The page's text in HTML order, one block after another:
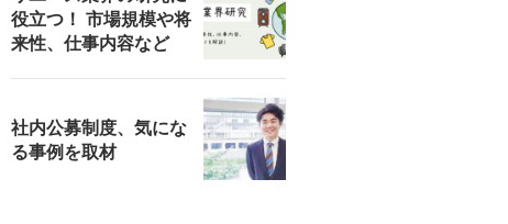
役立つ！ 市場規模や将
来性、仕事内容など
社内公募制度、気にな
る事例を取材